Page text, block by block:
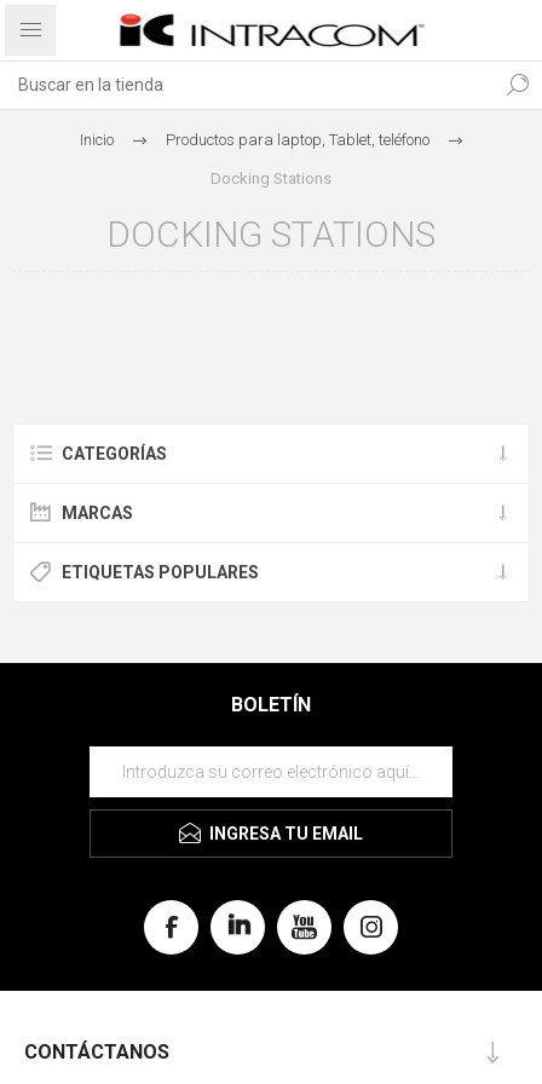
Inicio Productos para laptop, Tablet, teléfono
Docking Stations
DOCKING STATIONS
CATEGORÍAS
MARCAS
ETIQUETAS POPULARES
BOLETÍN
INGRESA TU EMAIL
CONTÁCTANOS